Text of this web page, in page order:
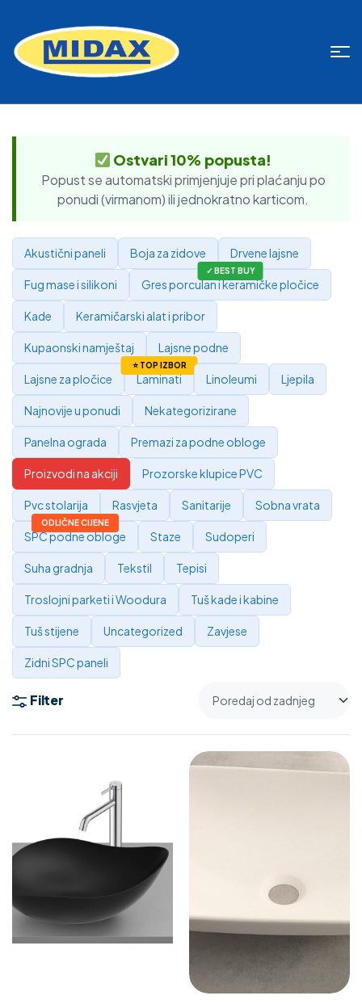
Ostvari 10% popusta!
Popust se automatski primjenjuje pri plaćanju po
ponudi (virmanom) ili jednokratno karticom.
Akustični paneli Boja za zidove Drvene lajsne
Fug mase i silikoni Gres porculan i keramičke pločice
Kade Keramičarski alat i pribor
Kupaonski namještaj Lajsne podne
Lajsne za pločice Laminati Linoleumi Ljepila
Najnovije u ponudi Nekategorizirane
Panelna ograda Premazi za podne obloge
Proizvodi na akciji Prozorske klupice PVC
Pvc stolarija Rasvjeta Sanitarije Sobna vrata
SPC podne obloge Staze Sudoperi
Suha gradnja Tekstil Tepisi
Troslojni parketi i Woodura Tuš kade i kabine
Tuš stijene Uncategorized Zavjese
Zidni SPC paneli
Filter